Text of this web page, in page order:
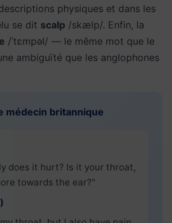
physiques et dans les
se dit scalp /skælp/. Enfin, la
/ˈtɛmpəl/ — le même mot que le
ambiguïté que les anglophones
médecin britannique
does it hurt? Is it your throat,
towards the ear?"